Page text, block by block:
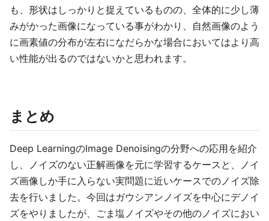
も、形状はしっかりと捉えているものの、全体的に少し薄
みがかった画像になっている事がわかり、自然画像のよう
に画素値の分布が左右になだらかな場合においてはより高
い性能が出るのではないかと思われます。
まとめ
Deep LearningのImage Denoisingの分野への応用を紹介
し、ノイズのない正解画像を元に学習するケースと、ノイ
ズ画像しか手に入らない実問題に近いケースでのノイズ除
去を行いました。今回はガウシアンノイズを中心にデノイ
ズをやりましたが、ごま塩ノイズやその他のノイズにおい